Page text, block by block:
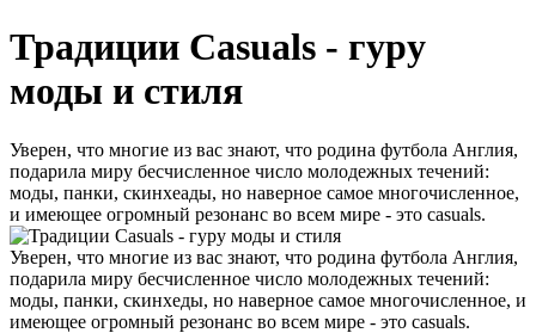
Традиции Casuals - гуру
моды и стиля
Уверен, что многие из вас знают, что родина футбола Англия,
подарила миру бесчисленное число молодежных течений:
моды, панки, скинхеады, но наверное самое многочисленное,
и имеющее огромный резонанс во всем мире - это casuals.
Уверен, что многие из вас знают, что родина футбола Англия,
подарила миру бесчисленное число молодежных течений:
моды, панки, скинхеды, но наверное самое многочисленное, и
имеющее огромный резонанс во всем мире - это casuals.